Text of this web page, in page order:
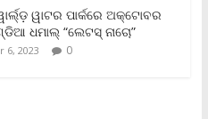
ୱାଟର ପାର୍କରେ ଅକ୍ଟୋବର
ଧମାଲ୍ “ଲେଟସ୍ ନାଚୋ”
6, 2023 0